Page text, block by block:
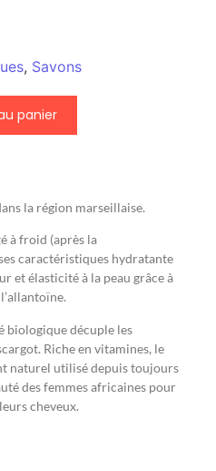
, Savons
panier
la région marseillaise.
à froid (après la
caractéristiques hydratante
et élasticité à la peau grâce à
biologique décuple les
Riche en vitamines, le
naturel utilisé depuis toujours
des femmes africaines pour
cheveux.